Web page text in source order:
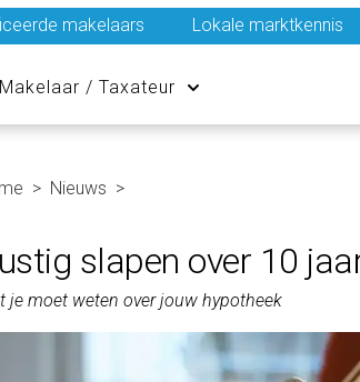
makelaars Lokale marktkennis
Makelaar / Taxateur
Nieuws
slapen over 10
je moet weten over jouw hypotheek